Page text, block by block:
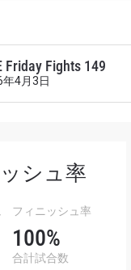
Friday Fights 149
4月3日
シュ率
フィニッシュ率
100%
合計試合数
すぐ登録を！
の
プライバシーポリ
ことになります。
きます。